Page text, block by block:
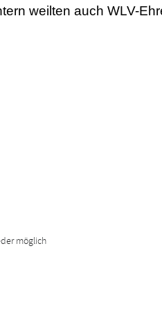
weilten auch WLV-
möglich